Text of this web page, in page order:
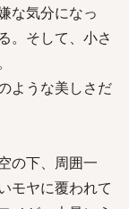
な気分になっ
。そして、小さ
ような美しさだ
の下、周囲一
モヤに覆われて